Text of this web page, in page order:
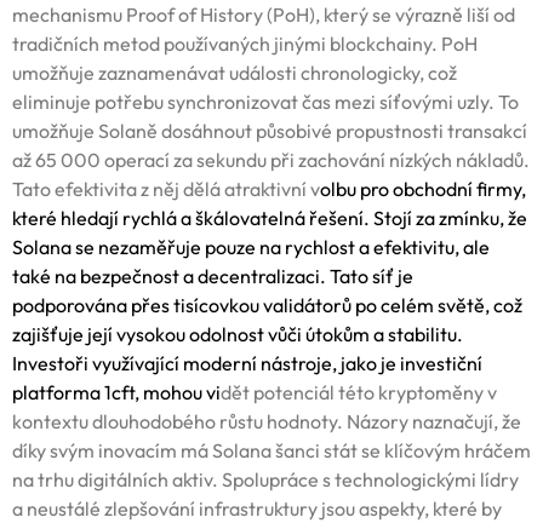
mechanismu Proof of History (PoH), který se výrazně liší od
tradičních metod používaných jinými blockchainy. PoH
umožňuje zaznamenávat události chronologicky, což
eliminuje potřebu synchronizovat čas mezi síťovými uzly. To
umožňuje Solaně dosáhnout působivé propustnosti transakcí
až 65 000 operací za sekundu při zachování nízkých nákladů.
Tato efektivita z něj dělá atraktivní volbu proobchodní firmy,
které hledají rychlá a škálovatelná řešení. Stojí za zmínku, že
Solana se nezaměřuje pouze na rychlost a efektivitu, ale
také na bezpečnost a decentralizaci. Tato síť je
podporována přes tisícovkou validátorů po celém světě, což
zajišťuje její vysokou odolnost vůči útokům a stabilitu.
Investoři využívající moderní nástroje, jako je investiční
platforma 1cft, mohou vidět potenciál této kryptoměny v
kontextu dlouhodobého růstu hodnoty. Názory naznačují, že
díky svým inovacím má Solana šanci stát se klíčovým hráčem
na trhu digitálních aktiv. Spolupráce s technologickými lídry
a neustálé zlepšování infrastruktury jsou aspekty, které by